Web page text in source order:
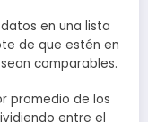
en una lista
de que estén en
comparables.
promedio de los
entre el